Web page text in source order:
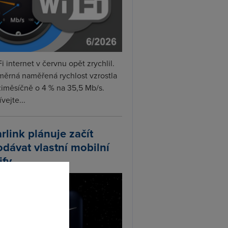
internet v červnu opět zrychlil.
naměřená rychlost vzrostla
o 4 % na 35,5 Mb/s.
plánuje začít
vlastní mobilní